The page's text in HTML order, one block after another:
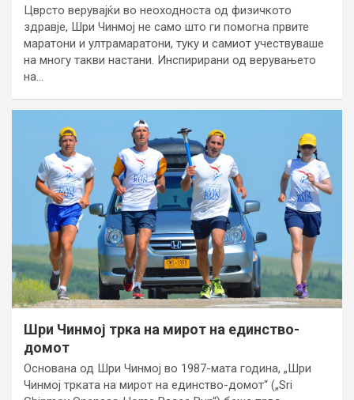
Цврсто верувајќи во неоходноста од физичкото
здравје, Шри Чинмој не само што ги помогна првите
маратони и ултрамаратони, туку и самиот учествуваше
на многу такви настани. Инспирирани од верувањето
на…
Шри Чинмој трка на мирот на единство-
домот
Основана од Шри Чинмој во 1987-мата година, „Шри
Чинмој трката на мирот на единство-домот“ („Sri